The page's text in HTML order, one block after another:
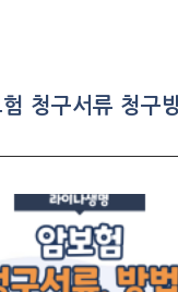
청구서류 청구